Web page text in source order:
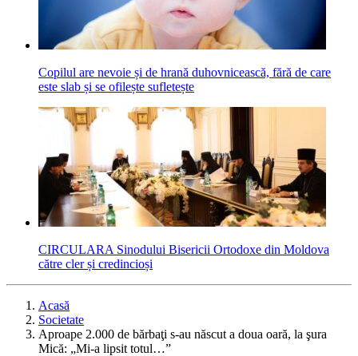
Copilul are nevoie și de hrană duhovnicească, fără de care
este slab și se ofilește sufletește
CIRCULARA Sinodului Bisericii Ortodoxe din Moldova
către cler și credincioși
Acasă
Societate
Aproape 2.000 de bărbaţi s-au născut a doua oară, la şura
Mică: „Mi-a lipsit totul…”